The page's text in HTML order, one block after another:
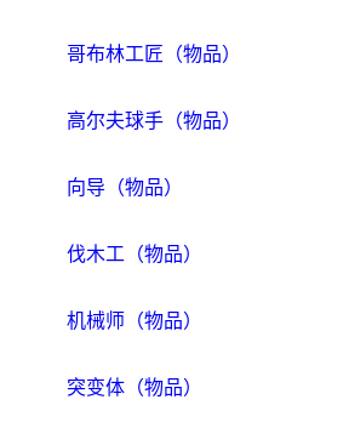
哥布林工匠（物品）
高尔夫球手（物品）
向导（物品）
伐木工（物品）
机械师（物品）
突变体（物品）